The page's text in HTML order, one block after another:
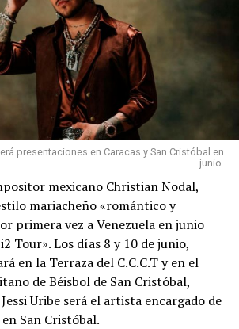
presentaciones en Caracas y San Cristóbal en
junio.
mexicano Christian Nodal,
mariacheño «romántico y
primera vez a Venezuela en junio
Tour». Los días 8 y 10 de junio,
en la Terraza del C.C.C.T y en el
de Béisbol de San Cristóbal,
Uribe será el artista encargado de
San Cristóbal.